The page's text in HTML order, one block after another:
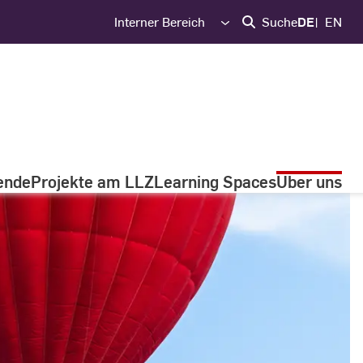
Interner Bereich SucheDE EN
Projekte am LLZLearning SpacesÜber uns